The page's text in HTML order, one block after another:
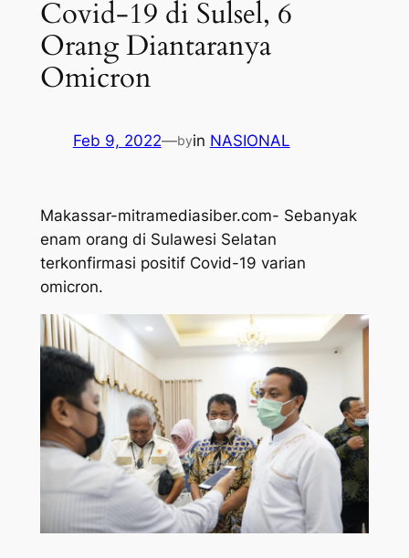
Covid-19 di Sulsel, 6
Orang Diantaranya
Omicron
Feb 9, 2022—byin NASIONAL
Makassar-mitramediasiber.com- Sebanyak
enam orang di Sulawesi Selatan
terkonfirmasi positif Covid-19 varian
omicron.